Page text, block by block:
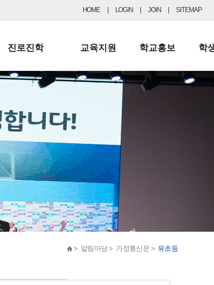
HOME LOGIN JOIN SITEMAP
진로진학
공지사항 및 입시자료
드림레터
교육지원
행정실
학교운영위원회
학교건축기금
학교홍보
보도자료
학
> 알림마당 > 가정통신문 > 유초등